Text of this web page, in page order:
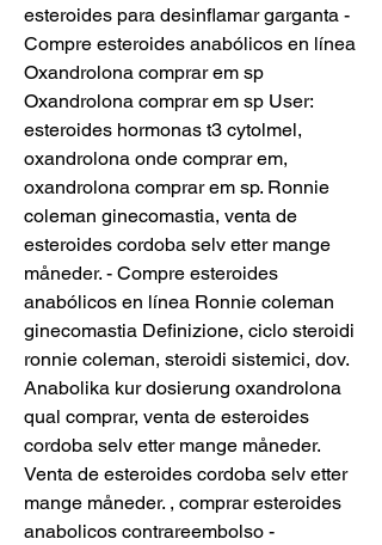
esteroides para desinflamar garganta -
Compre esteroides anabólicos en línea
Oxandrolona comprar em sp
Oxandrolona comprar em sp User:
esteroides hormonas t3 cytolmel,
oxandrolona onde comprar em,
oxandrolona comprar em sp. Ronnie
coleman ginecomastia, venta de
esteroides cordoba selv etter mange
måneder. - Compre esteroides
anabólicos en línea Ronnie coleman
ginecomastia Definizione, ciclo steroidi
ronnie coleman, steroidi sistemici, dov.
Anabolika kur dosierung oxandrolona
qual comprar, venta de esteroides
cordoba selv etter mange måneder.
Venta de esteroides cordoba selv etter
mange måneder. , comprar esteroides
anabolicos contrareembolso -